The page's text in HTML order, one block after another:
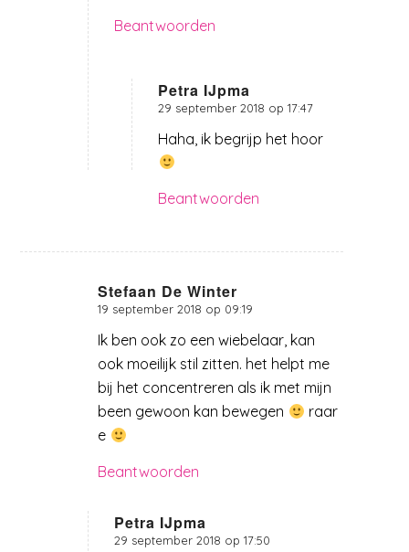
Beantwoorden
Petra IJpma
zegt:
29 september 2018 op 17:47
Haha, ik begrijp het hoor
Beantwoorden
Stefaan De Winter
zegt:
19 september 2018 op 09:19
Ik ben ook zo een wiebelaar, kan
ook moeilijk stil zitten. het helpt me
bij het concentreren als ik met mijn
been gewoon kan bewegen
raar
e
Beantwoorden
Petra IJpma
zegt:
29 september 2018 op 17:50